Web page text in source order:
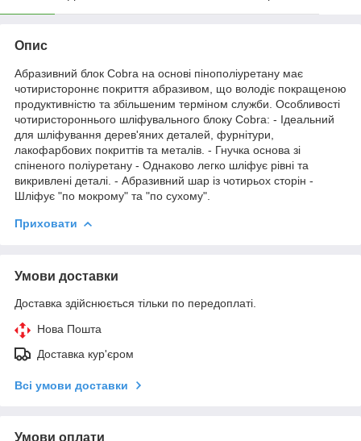
Опис
Абразивний блок Cobra на основі пінополіуретану має
чотиристороннє покриття абразивом, що володіє покращеною
продуктивністю та збільшеним терміном служби. Особливості
чотиристороннього шліфувального блоку Cobra: - Ідеальний
для шліфування дерев'яних деталей, фурнітури,
лакофарбових покриттів та металів. - Гнучка основа зі
спіненого поліуретану - Однаково легко шліфує рівні та
викривлені деталі. - Абразивний шар із чотирьох сторін -
Шліфує "по мокрому" та "по сухому".
Приховати
Умови доставки
Доставка здійснюється тільки по передоплаті.
Нова Пошта
Доставка кур'єром
Всі умови доставки
Умови оплати